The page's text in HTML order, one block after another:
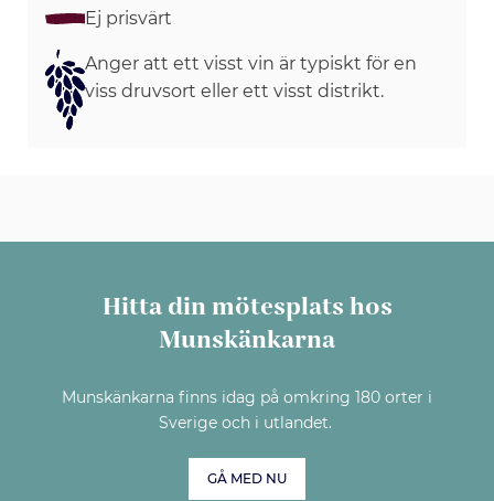
Ej prisvärt
Anger att ett visst vin är typiskt för en
viss druvsort eller ett visst distrikt.
Hitta din mötesplats hos
Munskänkarna
Munskänkarna finns idag på omkring 180 orter i
Sverige och i utlandet.
GÅ MED NU